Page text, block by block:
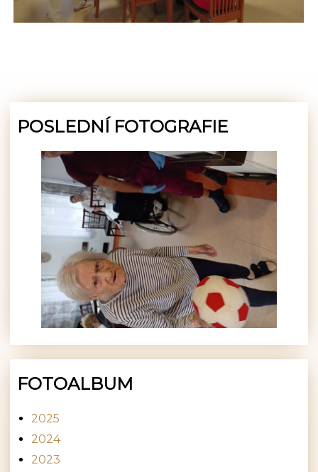
POSLEDNÍ FOTOGRAFIE
FOTOALBUM
2025
2024
2023